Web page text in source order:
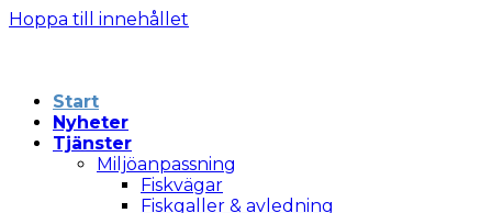
Hoppa till innehållet
Start
Nyheter
Tjänster
Miljöanpassning
Fiskvägar
Fiskgaller & avledning